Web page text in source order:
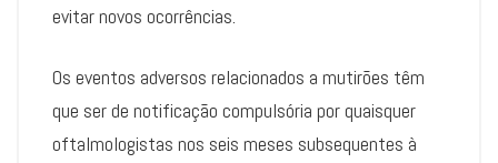
evitar novos ocorrências.
Os eventos adversos relacionados a mutirões têm
que ser de notificação compulsória por quaisquer
oftalmologistas nos seis meses subsequentes à